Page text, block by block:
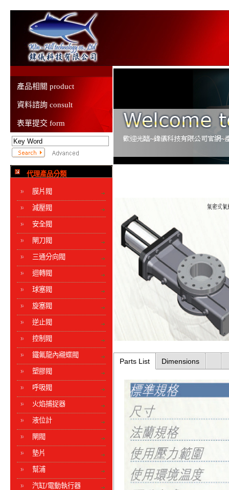
產品相關 product
資料諮詢 consult
表單提交 form
代理產品分類
膜片閥
減壓閥
安全閥
閘刀閥
三通分向閥
迴轉閥
球塞閥
旋塞閥
逆止閥
控制閥
鐵氟龍內襯蝶閥
塑膠閥
呼吸閥
火焰捕捉器
液位計
閘閥
墊片
幫浦
汽缸/電動執行器
Parts List Dimensions